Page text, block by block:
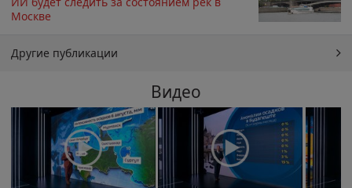
Москве
Другие публикации
Видео